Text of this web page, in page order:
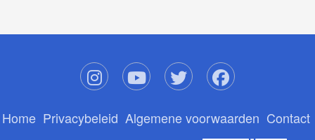
Home Privacybeleid Algemene voorwaarden Contact